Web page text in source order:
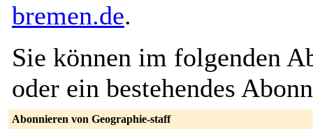
bremen.de.
Sie können im folgenden
oder ein bestehendes
Abonnieren von Geographie-staff